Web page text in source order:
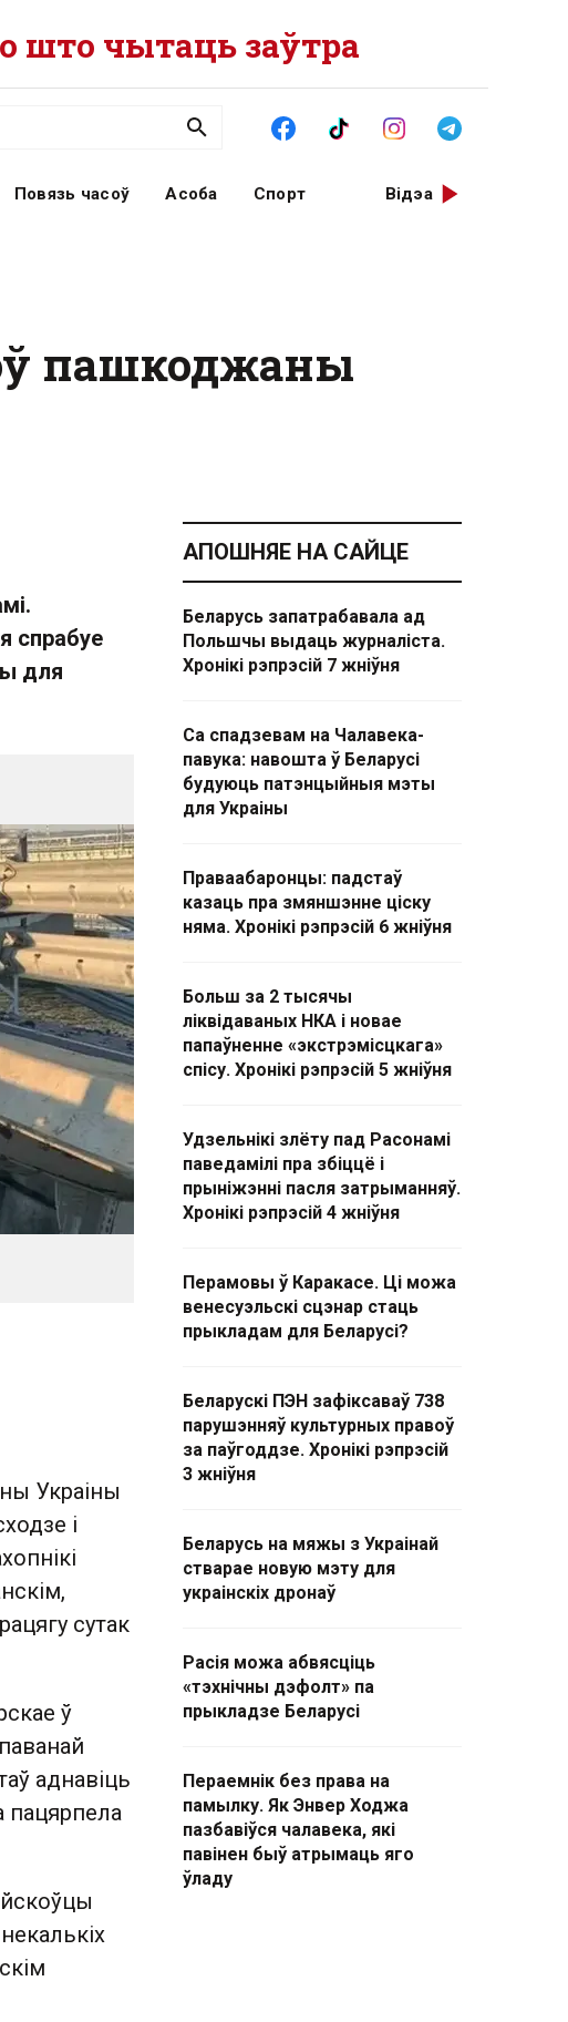
што чытаць заўтра
Повязь часоў Асоба Спорт Відэа
пашкоджаны
спрабуе
для
Украіны
і
сутак
ў
аднавіць
пацярпела
АПОШНЯЕ НА САЙЦЕ
Беларусь запатрабавала ад
Польшчы выдаць журналіста.
Хронікі рэпрэсій 7 жніўня
Са спадзевам на Чалавека-
павука: навошта ў Беларусі
будуюць патэнцыйныя мэты
для Украіны
Праваабаронцы: падстаў
казаць пра змяншэнне ціску
няма. Хронікі рэпрэсій 6 жніўня
Больш за 2 тысячы
ліквідаваных НКА і новае
папаўненне «экстрэмісцкага»
спісу. Хронікі рэпрэсій 5 жніўня
Удзельнікі злёту пад Расонамі
паведамілі пра збіццё і
прыніжэнні пасля затрыманняў.
Хронікі рэпрэсій 4 жніўня
Перамовы ў Каракасе. Ці можа
венесуэльскі сцэнар стаць
прыкладам для Беларусі?
Беларускі ПЭН зафіксаваў 738
парушэнняў культурных правоў
за паўгоддзе. Хронікі рэпрэсій
3 жніўня
Беларусь на мяжы з Украінай
стварае новую мэту для
украінскіх дронаў
Расія можа абвясціць
«тэхнічны дэфолт» па
прыкладзе Беларусі
Пераемнік без права на
памылку. Як Энвер Ходжа
пазбавіўся чалавека, які
павінен быў атрымаць яго
ўладу